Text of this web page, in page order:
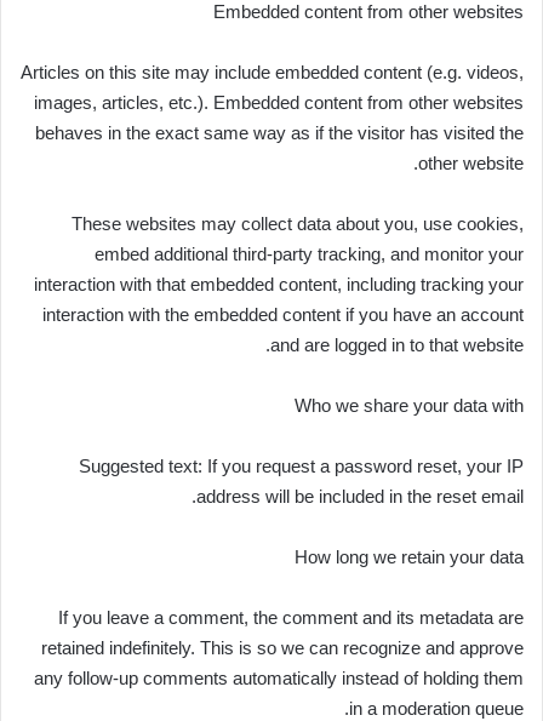
Embedded content from other websites
Articles on this site may include embedded content (e.g. videos,
images, articles, etc.). Embedded content from other websites
behaves in the exact same way as if the visitor has visited the
other website.
These websites may collect data about you, use cookies,
embed additional third-party tracking, and monitor your
interaction with that embedded content, including tracking your
interaction with the embedded content if you have an account
and are logged in to that website.
Who we share your data with
Suggested text: If you request a password reset, your IP
address will be included in the reset email.
How long we retain your data
If you leave a comment, the comment and its metadata are
retained indefinitely. This is so we can recognize and approve
any follow-up comments automatically instead of holding them
in a moderation queue.